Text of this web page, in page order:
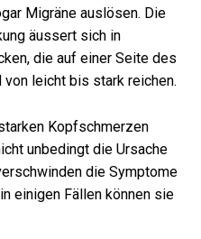
Migräne auslösen. Die
äussert sich in
die auf einer Seite des
leicht bis stark reichen.
Kopfschmerzen
unbedingt die Ursache
die Symptome
einigen Fällen können sie